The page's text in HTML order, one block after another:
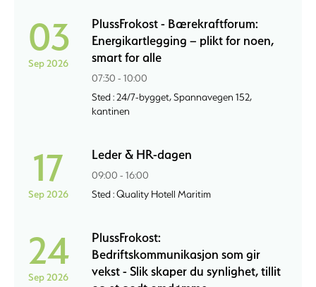
03
Sep 2026
PlussFrokost - Bærekraftforum:
Energikartlegging – plikt for noen,
smart for alle
07:30 - 10:00
Sted : 24/7-bygget, Spannavegen 152,
kantinen
17
Sep 2026
Leder & HR-dagen
09:00 - 16:00
Sted : Quality Hotell Maritim
24
Sep 2026
PlussFrokost:
Bedriftskommunikasjon som gir
vekst - Slik skaper du synlighet, tillit